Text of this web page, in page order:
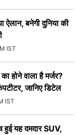
ऐलान, बनेगी दुनिया की
IST
होने वाला है मर्जर?
जानिए डिटेल
IST
यह दमदार SUV,